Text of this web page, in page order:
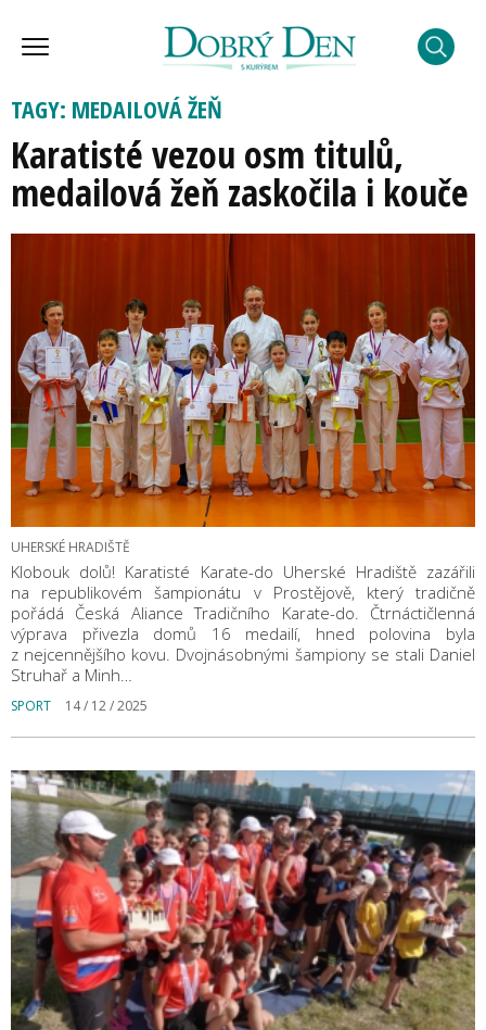
TAGY: MEDAILOVÁ ŽEŇ
Karatisté vezou osm titulů,
medailová žeň zaskočila i kouče
UHERSKÉ HRADIŠTĚ
Klobouk dolů! Karatisté Karate-do Uherské Hradiště zazářili
na republikovém šampionátu v Prostějově, který tradičně
pořádá Česká Aliance Tradičního Karate-do. Čtrnáctičlenná
výprava přivezla domů 16 medailí, hned polovina byla
z nejcennějšího kovu. Dvojnásobnými šampiony se stali Daniel
Struhař a Minh…
SPORT 14 / 12 / 2025